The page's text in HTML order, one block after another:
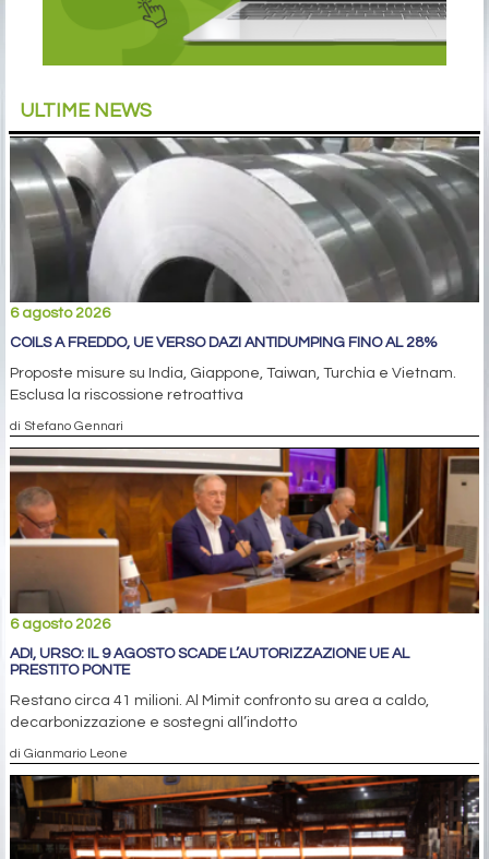
ULTIME NEWS
6 agosto 2026
COILS A FREDDO, UE VERSO DAZI ANTIDUMPING FINO AL 28%
Proposte misure su India, Giappone, Taiwan, Turchia e Vietnam.
Esclusa la riscossione retroattiva
di Stefano Gennari
6 agosto 2026
ADI, URSO: IL 9 AGOSTO SCADE L’AUTORIZZAZIONE UE AL
PRESTITO PONTE
Restano circa 41 milioni. Al Mimit confronto su area a caldo,
decarbonizzazione e sostegni all’indotto
di Gianmario Leone